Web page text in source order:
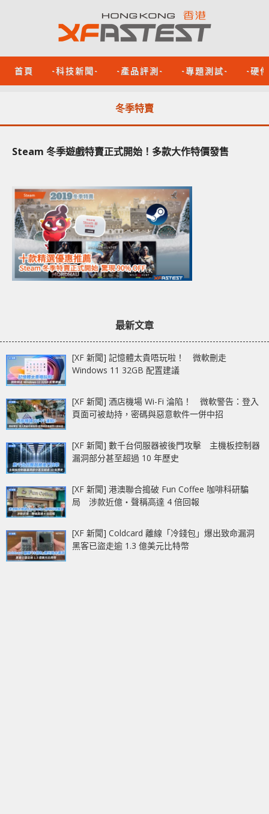
首頁 -科技新聞- -產品評測- -專題測試- -硬
冬季特賣
Steam 冬季遊戲特賣正式開始！多款大作特價發售
最新文章
[XF 新聞] 記憶體太貴唔玩啦！ 微軟刪走
Windows 11 32GB 配置建議
[XF 新聞] 酒店機場 Wi-Fi 淪陷！ 微軟警告：登入
頁面可被劫持，密碼與惡意軟件一併中招
[XF 新聞] 數千台伺服器被後門攻擊 主機板控制器
漏洞部分甚至超過 10 年歷史
[XF 新聞] 港澳聯合搗破 Fun Coffee 咖啡科研騙
局 涉款近億‧聲稱高達 4 倍回報
[XF 新聞] Coldcard 離線「冷錢包」爆出致命漏洞
黑客已盜走逾 1.3 億美元比特幣